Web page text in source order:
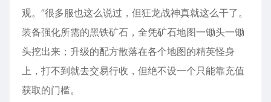
观。”很多服也这么说过，但狂龙战神真就这么干了。
装备强化所需的黑铁矿石，全凭矿石地图一锄头一锄
头挖出来；升级的配方散落在各个地图的精英怪身
上，打不到就去交易行收，但绝不设一个只能靠充值
获取的门槛。